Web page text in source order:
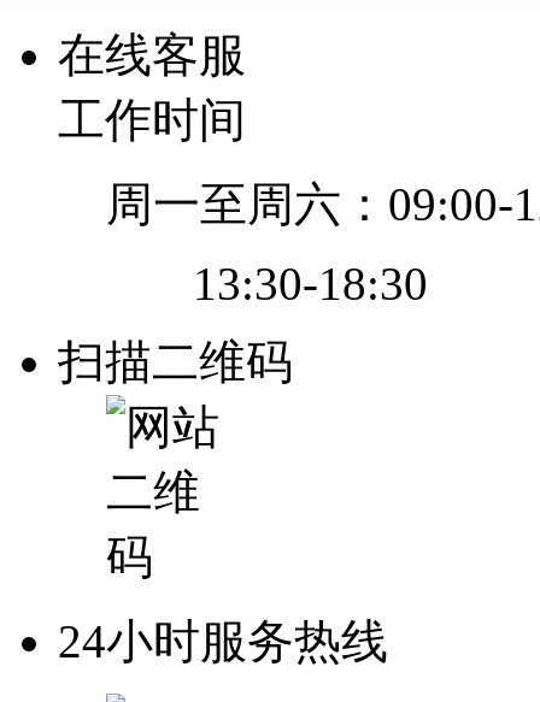
在线客服
工作时间
周一至周六：09:00-
13:30-18:30
扫描二维码
24小时服务热线